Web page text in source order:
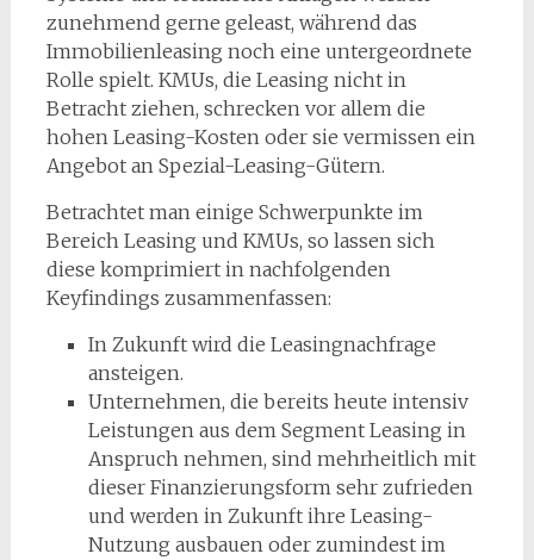
zunehmend gerne geleast, während das
Immobilienleasing noch eine untergeordnete
Rolle spielt. KMUs, die Leasing nicht in
Betracht ziehen, schrecken vor allem die
hohen Leasing-Kosten oder sie vermissen ein
Angebot an Spezial-Leasing-Gütern.
Betrachtet man einige Schwerpunkte im
Bereich Leasing und KMUs, so lassen sich
diese komprimiert in nachfolgenden
Keyfindings zusammenfassen:
In Zukunft wird die Leasingnachfrage
ansteigen.
Unternehmen, die bereits heute intensiv
Leistungen aus dem Segment Leasing in
Anspruch nehmen, sind mehrheitlich mit
dieser Finanzierungsform sehr zufrieden
und werden in Zukunft ihre Leasing-
Nutzung ausbauen oder zumindest im